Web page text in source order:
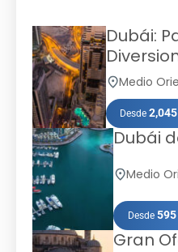
Dubái:
Medio
Desde
Dubái
Medio
Desde595
Gran